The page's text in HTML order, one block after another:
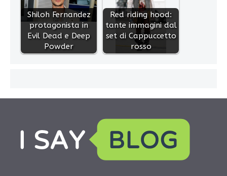
Shiloh Fernandez
protagonista in
Evil Dead e Deep
Powder
Red riding hood:
tante immagini dal
set di Cappuccetto
rosso